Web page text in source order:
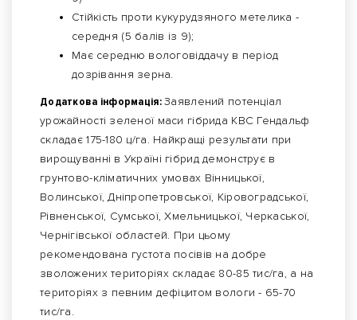
Стійкість проти кукурудзяного метелика -
середня (5 балів із 9);
Має середню вологовіддачу в період
дозрівання зерна.
Додаткова інформація:Заявлений потенціал
урожайності зеленої маси гібрида КВС Гендальф
складає 175-180 ц/га. Найкращі результати при
вирощуванні в Україні гібрид демонструє в
грунтово-кліматичних умовах Вінницької,
Волинської, Дніпропетровської, Кіровоградської,
Рівненської, Сумської, Хмельницької, Черкаської,
Чернігівської областей. При цьому
рекомендована густота посівів на добре
зволожених територіях складає 80-85 тис/га, а на
територіях з певним дефіцитом вологи - 65-70
тис/га.